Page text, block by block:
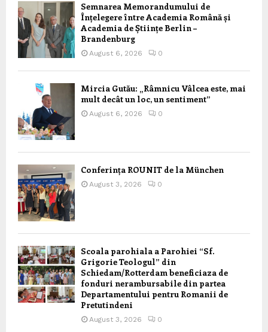
Semnarea Memorandumului de
Înțelegere între Academia Română și
Academia de Științe Berlin –
Brandenburg
August 6, 2026 0
Mircia Gutău: „Râmnicu Vâlcea este, mai
mult decât un loc, un sentiment”
August 6, 2026 0
Conferința ROUNIT de la München
August 3, 2026 0
Scoala parohiala a Parohiei “Sf.
Grigorie Teologul” din
Schiedam/Rotterdam beneficiaza de
fonduri nerambursabile din partea
Departamentului pentru Romanii de
Pretutindeni
August 3, 2026 0